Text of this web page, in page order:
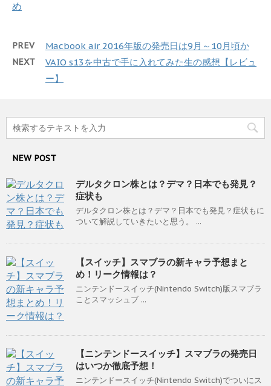
PREV Macbook air 2016年版の発売日は9月～10月頃か
NEXT
VAIO s13を中古で手に入れてみた生の感想【レビュ
ー】
NEW POST
デルタクロン株とは？デマ？日本でも発見？
症状も
デルタクロン株とは？デマ？日本でも発見？症状もに
ついて解説していきたいと思う。 ...
【スイッチ】スマブラの新キャラ予想まと
め！リーク情報は？
ニンテンドースイッチ(Nintendo Switch)版スマブラ
ことスマッシュブ ...
【ニンテンドースイッチ】スマブラの発売日
はいつか徹底予想！
ニンテンドースイッチ(Nintendo Switch)でついにス